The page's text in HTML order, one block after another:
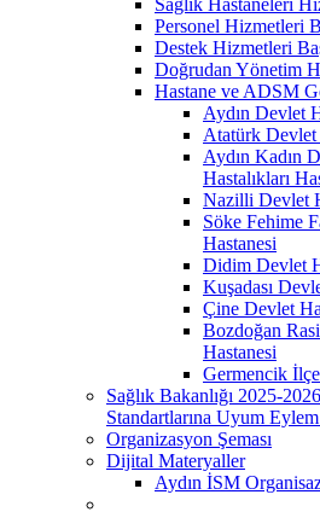
Personel Hizmetleri
Destek Hizmetleri
Doğrudan Yönetim
Hastane ve ADSM
Aydın Devlet
Atatürk Devlet
Aydın Kadın
Hastalıkları
Nazilli Devlet
Söke Fehime
Hastanesi
Didim Devlet
Kuşadası
Çine Devlet
Bozdoğan
Hastanesi
Germencik
Sağlık Bakanlığı 2025-
Standartlarına Uyum Eylem
Organizasyon Şeması
Dijital Materyaller
Aydın İSM